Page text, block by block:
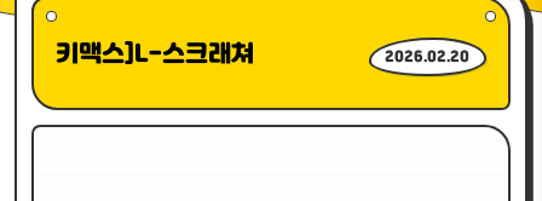
키맥스]L-스크래쳐 2026.02.20